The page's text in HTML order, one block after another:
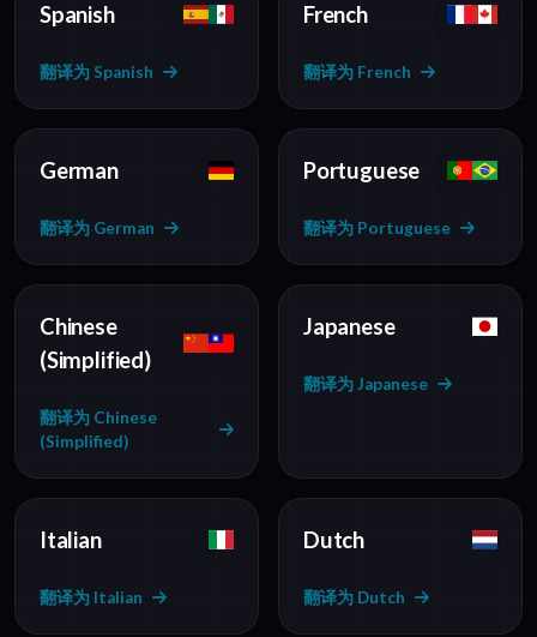
Spanish
翻译为 Spanish
French
翻译为 French
German
翻译为 German
Portuguese
翻译为 Portuguese
Chinese
(Simplified)
翻译为 Chinese
(Simplified)
Japanese
翻译为 Japanese
Italian
翻译为 Italian
Dutch
翻译为 Dutch